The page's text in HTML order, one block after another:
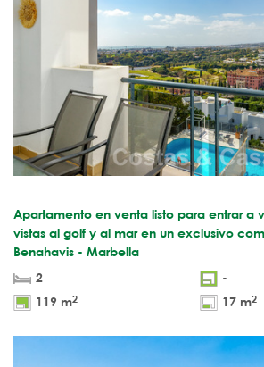
Apartamento en venta listo para entrar a
vistas al golf y al mar en un exclusivo
Benahavis - Marbella
2
-
119 m2 17 m2